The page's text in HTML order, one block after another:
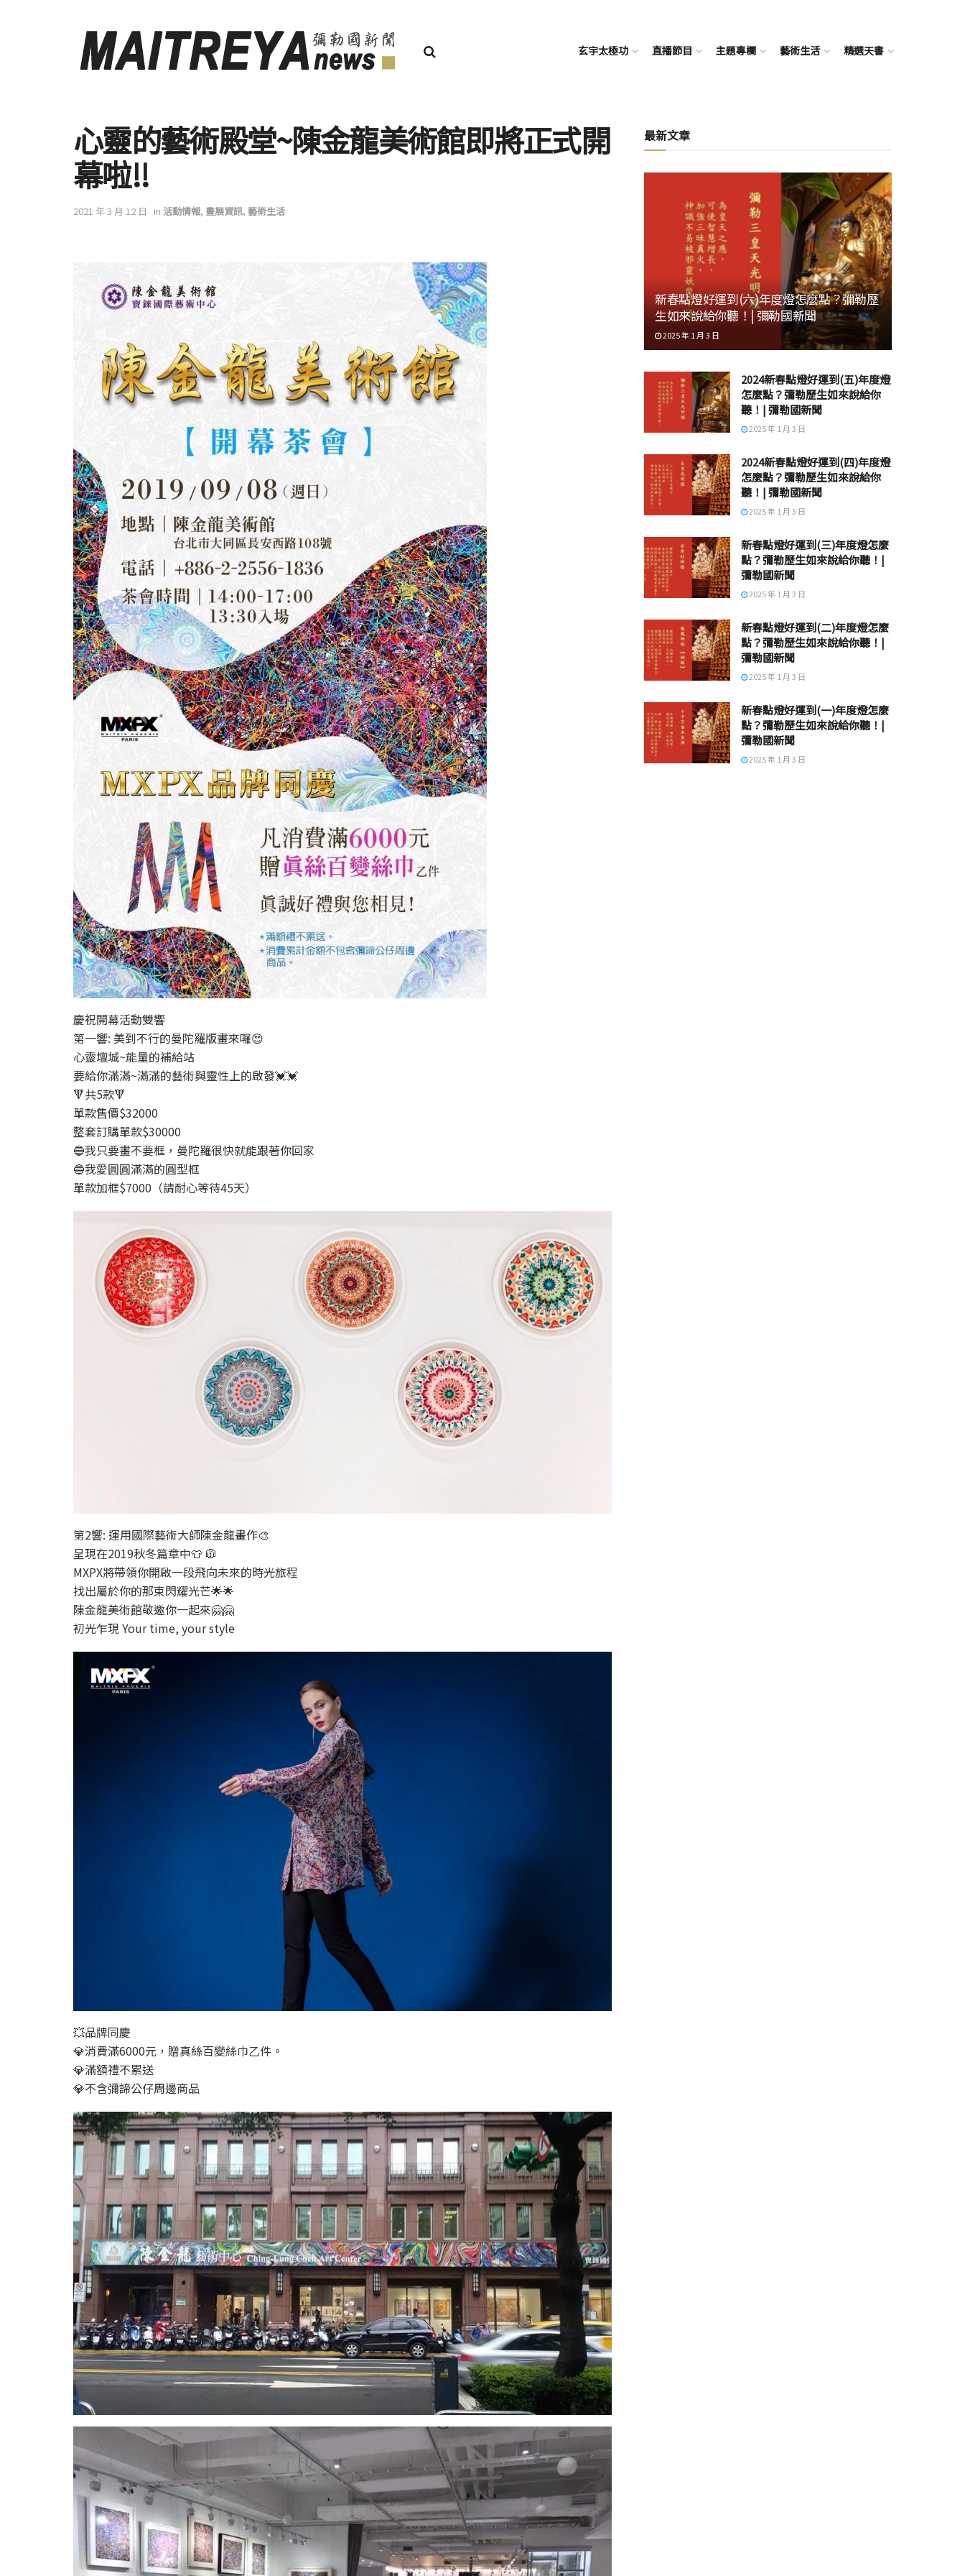
玄宇太極功 直播節目 主題專欄 藝術生活 精選天書
心靈的藝術殿堂~陳金龍美術館即將正式開
幕啦!!
2021 年 3 月 12 日 in 活動情報, 畫展資訊, 藝術生活
慶祝開幕活動雙響
第一響: 美到不行的曼陀羅版畫來囉😍
心靈壇城~能量的補給站
要給你滿滿~滿滿的藝術與靈性上的啟發💓💓
🔻共5款🔻
單款售價$32000
整套訂購單款$30000
🔵我只要畫不要框，曼陀羅很快就能跟著你回家
🔵我愛圓圓滿滿的圓型框
單款加框$7000（請耐心等待45天）
第2響: 運用國際藝術大師陳金龍畫作🎨
呈現在2019秋冬篇章中👕 🧥
MXPX將帶領你開啟一段飛向未來的時光旅程
找出屬於你的那束閃耀光芒🌟🌟
陳金龍美術館敬邀你一起來🤗🤗
初光乍現 Your time, your style
💥品牌同慶
💎消費滿6000元，贈真絲百變絲巾乙件。
💎滿額禮不累送
💎不含彌諦公仔周邊商品
最新文章
新春點燈好運到(六)年度燈怎麼點？彌勒歷
生如來說給你聽！| 彌勒國新聞
2025 年 1 月 3 日
2024新春點燈好運到(五)年度燈
怎麼點？彌勒歷生如來說給你
聽！| 彌勒國新聞
2025 年 1 月 3 日
2024新春點燈好運到(四)年度燈
怎麼點？彌勒歷生如來說給你
聽！| 彌勒國新聞
2025 年 1 月 3 日
新春點燈好運到(三)年度燈怎麼
點？彌勒歷生如來說給你聽！|
彌勒國新聞
2025 年 1 月 3 日
新春點燈好運到(二)年度燈怎麼
點？彌勒歷生如來說給你聽！|
彌勒國新聞
2025 年 1 月 3 日
新春點燈好運到(一)年度燈怎麼
點？彌勒歷生如來說給你聽！|
彌勒國新聞
2025 年 1 月 3 日